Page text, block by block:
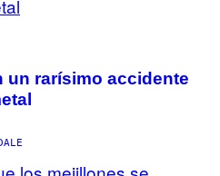
un rarísimo accidente